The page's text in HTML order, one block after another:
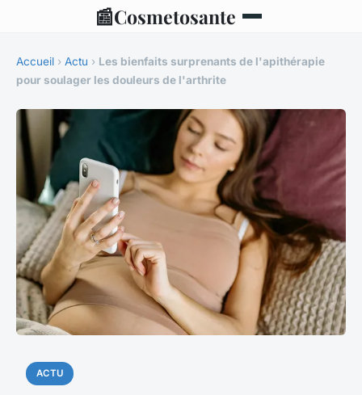
📰Cosmetosante
Accueil › Actu › Les bienfaits surprenants de l'apithérapie
pour soulager les douleurs de l'arthrite
ACTU